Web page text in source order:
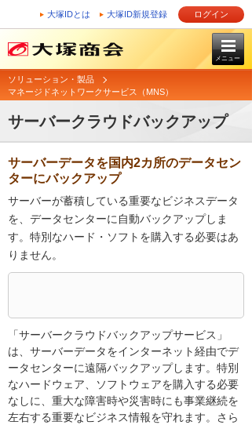
大塚IDとは 大塚ID新規登録 ログイン
メニュー
ソリューション・製品
マネージドネットワークサービス（MNS）
サーバークラウドバックアップ
サーバーデータを国内2カ所のデータセン
ターにバックアップ
サーバーが蓄積している重要なビジネスデータ
を、データセンターに自動バックアップしま
す。特別なハード・ソフトを購入する必要はあ
りません。
「サーバークラウドバックアップサービス」
は、サーバーデータをインターネット経由でデ
ータセンターに遠隔バックアップします。特別
なハードウェア、ソフトウェアを購入する必要
なしに、重大な障害時や災害時にも事業継続を
左右する重要なビジネス情報を守れます。さら